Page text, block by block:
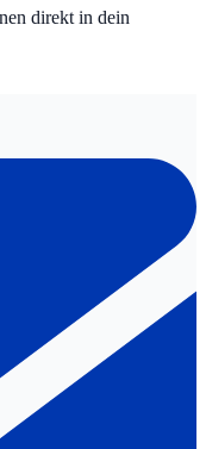
direkt in dein